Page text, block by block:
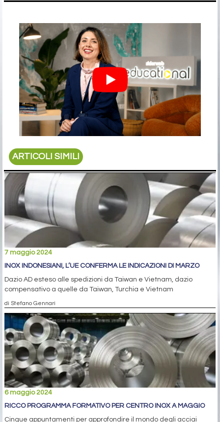
ARTICOLI SIMILI
7 maggio 2024
INOX INDONESIANI, L’UE CONFERMA LE INDICAZIONI DI MARZO
Dazio AD esteso alle spedizioni da Taiwan e Vietnam, dazio
compensativo a quelle da Taiwan, Turchia e Vietnam
di Stefano Gennari
6 maggio 2024
RICCO PROGRAMMA FORMATIVO PER CENTRO INOX A MAGGIO
Cinque appuntamenti per approfondire il mondo degli acciai